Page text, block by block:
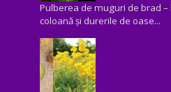
Pulberea de muguri de brad
coloană și durerile de oase...